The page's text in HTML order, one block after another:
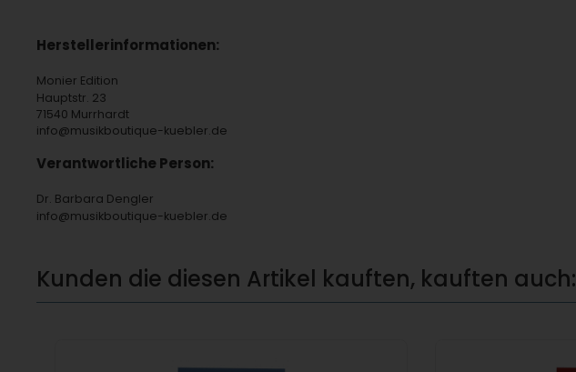
Herstellerinformationen:
Monier Edition
Hauptstr. 23
71540 Murrhardt
info@musikboutique-kuebler.de
Verantwortliche Person:
Dr. Barbara Dengler
info@musikboutique-kuebler.de
Kunden die diesen Artikel kauften, kauften auch: